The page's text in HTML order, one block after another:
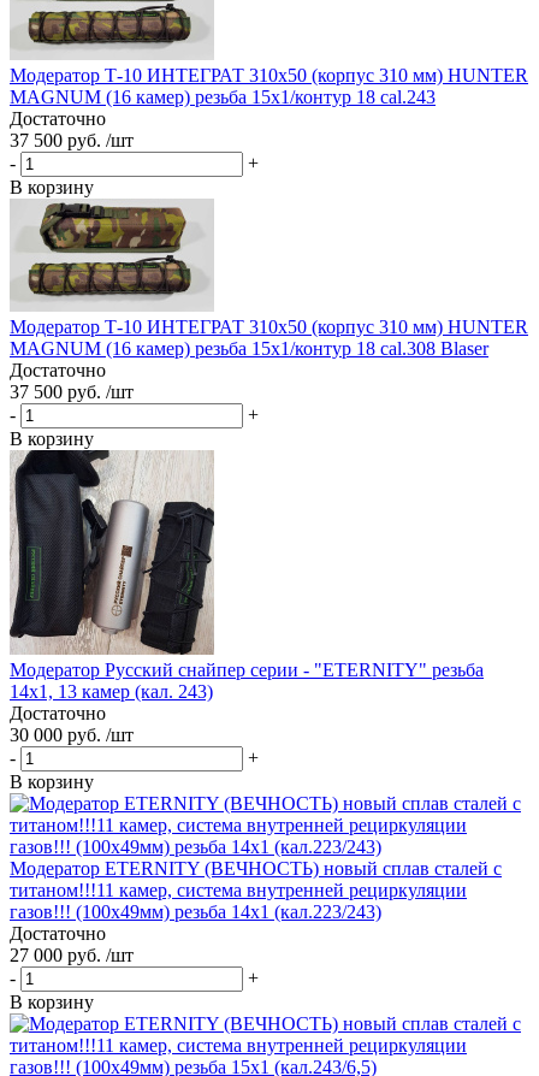
Модератор Т-10 ИНТЕГРАТ 310х50 (корпус 310 мм) HUNTER
MAGNUM (16 камер) резьба 15x1/контур 18 cal.243
Достаточно
37 500 руб. /шт
-
+
В корзину
Модератор Т-10 ИНТЕГРАТ 310х50 (корпус 310 мм) HUNTER
MAGNUM (16 камер) резьба 15x1/контур 18 cal.308 Blaser
Достаточно
37 500 руб. /шт
-
+
В корзину
Модератор Русский снайпер серии - "ETERNITY" резьба
14х1, 13 камер (кал. 243)
Достаточно
30 000 руб. /шт
-
+
В корзину
Модератор ETERNITY (ВЕЧНОСТЬ) новый сплав сталей с
титаном!!!11 камер, система внутренней рециркуляции
газов!!! (100х49мм) резьба 14х1 (кал.223/243)
Достаточно
27 000 руб. /шт
-
+
В корзину